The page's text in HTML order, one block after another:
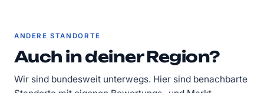
ANDERE STANDORTE
Auch in deiner Region?
Wir sind bundesweit unterwegs. Hier sind benachbarte